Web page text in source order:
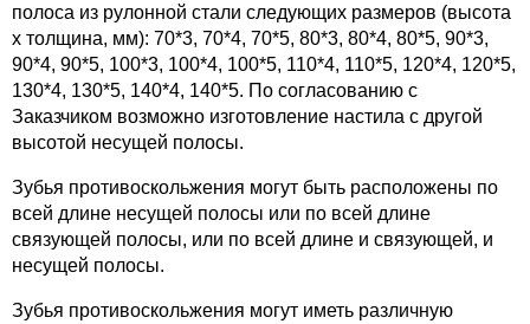
полоса из рулонной стали следующих размеров (высота
х толщина, мм): 70*3, 70*4, 70*5, 80*3, 80*4, 80*5, 90*3,
90*4, 90*5, 100*3, 100*4, 100*5, 110*4, 110*5, 120*4, 120*5,
130*4, 130*5, 140*4, 140*5. По согласованию с
Заказчиком возможно изготовление настила с другой
высотой несущей полосы.
Зубья противоскольжения могут быть расположены по
всей длине несущей полосы или по всей длине
связующей полосы, или по всей длине и связующей, и
несущей полосы.
Зубья противоскольжения могут иметь различную